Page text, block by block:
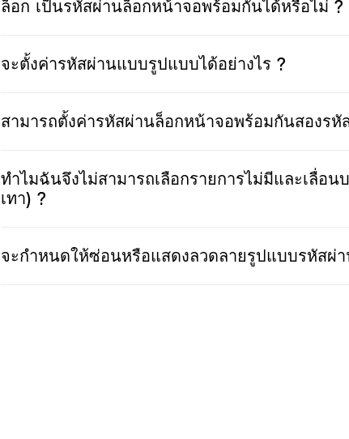
ล็อก เป็นรหัสผ่านล็อกหน้าจอพร้อมกันได้หรือไม่ ?
​จะตั้งค่ารหัสผ่านแบบรูปแบบได้อย่างไร ?
สามารถตั้งค่ารหัสผ่านล็อกหน้าจอพร้อมกันสองรหั
ทำไมฉันจึงไม่สามารถเลือกรายการไม่มีและเลื่อ
เทา) ?
จะกำหนดให้ซ่อนหรือแสดงลวดลายรูปแบบรหัสผ่า